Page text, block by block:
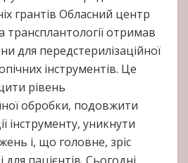
грантів Обласний центр
трансплантології отримав
для передстерилізаційної
інструментів. Це
рівень
обробки, подовжити
інструменту, уникнути
і, що головне, зріс